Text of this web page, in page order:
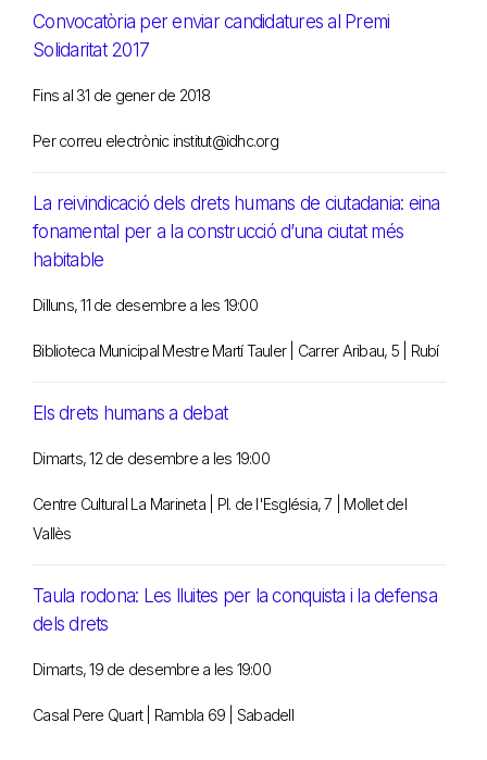
Convocatòria per enviar candidatures al Premi
Solidaritat 2017
Fins al 31 de gener de 2018
Per correu electrònic institut@idhc.org
La reivindicació dels drets humans de ciutadania: eina
fonamental per a la construcció d’una ciutat més
habitable
Dilluns, 11 de desembre a les 19:00
Biblioteca Municipal Mestre Martí Tauler | Carrer Aribau, 5 | Rubí
Els drets humans a debat
Dimarts, 12 de desembre a les 19:00
Centre Cultural La Marineta | Pl. de l'Església, 7 | Mollet del
Vallès
Taula rodona: Les lluites per la conquista i la defensa
dels drets
Dimarts, 19 de desembre a les 19:00
Casal Pere Quart | Rambla 69 | Sabadell